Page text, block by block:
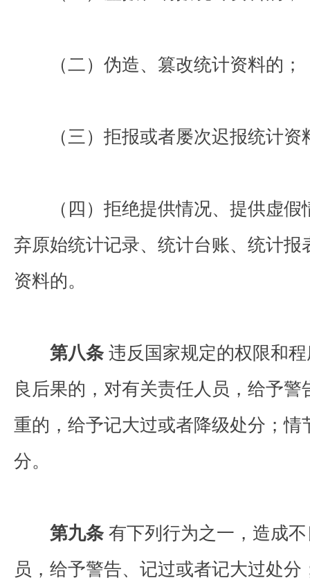
（二）伪造、篡改统计资料的；
（三）拒报或者屡次迟报统计资
（四）拒绝提供情况、提供虚假
弃原始统计记录、统计台账、统计
资料的。
第八条 违反国家规定的权限和
良后果的，对有关责任人员，给予
重的，给予记大过或者降级处分；情
分。
第九条 有下列行为之一，造成
员，给予警告、记过或者记大过处